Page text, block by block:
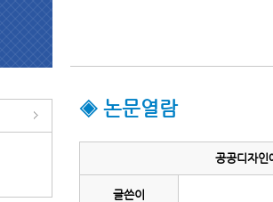
◈ 논문열람
공공디자
글쓴이